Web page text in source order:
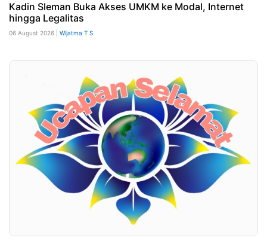
Kadin Sleman Buka Akses UMKM ke Modal, Internet
hingga Legalitas
06 August 2026 | Wijatma T S